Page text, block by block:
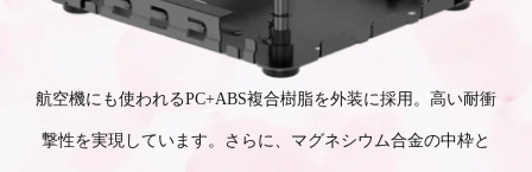
航空機にも使われるPC+ABS複合樹脂を外装に採用。高い耐衝
撃性を実現しています。さらに、マグネシウム合金の中枠と